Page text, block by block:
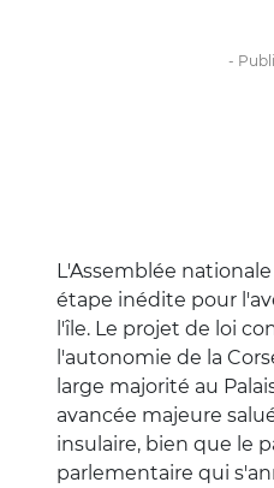
L'Assemblée
étape inédite pour
l'île. Le projet de loi
l'autonomie de la
large majorité au
avancée majeure
insulaire, bien que le
parlementaire qui